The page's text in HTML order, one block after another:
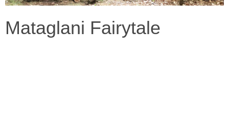
Mataglani Fairytale